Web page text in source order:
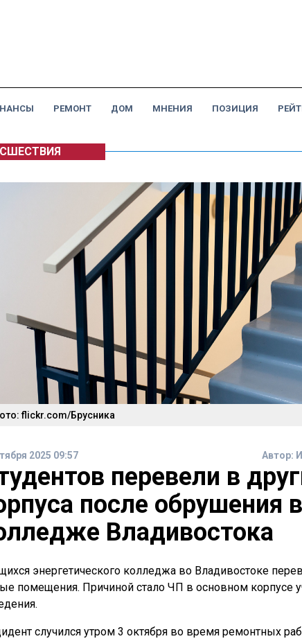
РЕМОНТ ДОМ МНЕНИЯ ПОЗИЦИЯ
flickr.com/Брусника
2025 09:57 Автор:
перевели в
после обрушения в
Владивостока
энергетического колледжа во Владивостоке
помещения. Причиной стало ЧП в основном корпусе
случился утром 3 октября во время ремонтных